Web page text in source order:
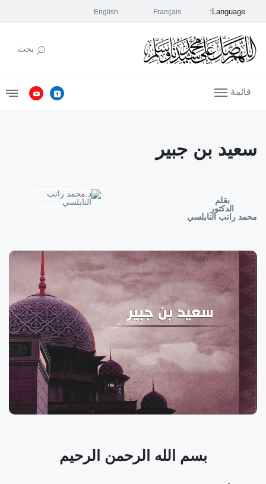
Language:
English Français
بحث
قائمة
سعيد بن جبير
بقلم
الدكتور
محمد راتب النابلسي
بسم الله الرحمن الرحيم